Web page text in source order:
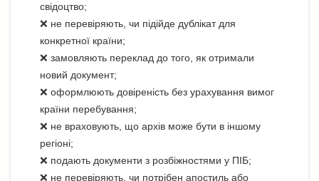
свідоцтво;
❌ не перевіряють, чи підійде дублікат для
конкретної країни;
❌ замовляють переклад до того, як отримали
новий документ;
❌ оформлюють довіреність без урахування вимог
країни перебування;
❌ не враховують, що архів може бути в іншому
регіоні;
❌ подають документи з розбіжностями у ПІБ;
❌ не перевіряють, чи потрібен апостиль або